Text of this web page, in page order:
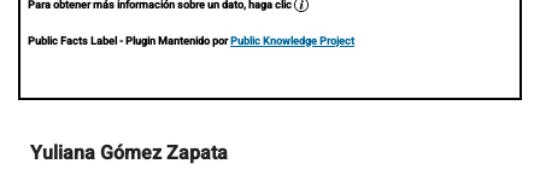
Para obtener más información sobre un dato, haga clic
Public Facts Label- Plugin Mantenido porPublic Knowledge Project
Contenido
principal
Yuliana Gómez Zapata